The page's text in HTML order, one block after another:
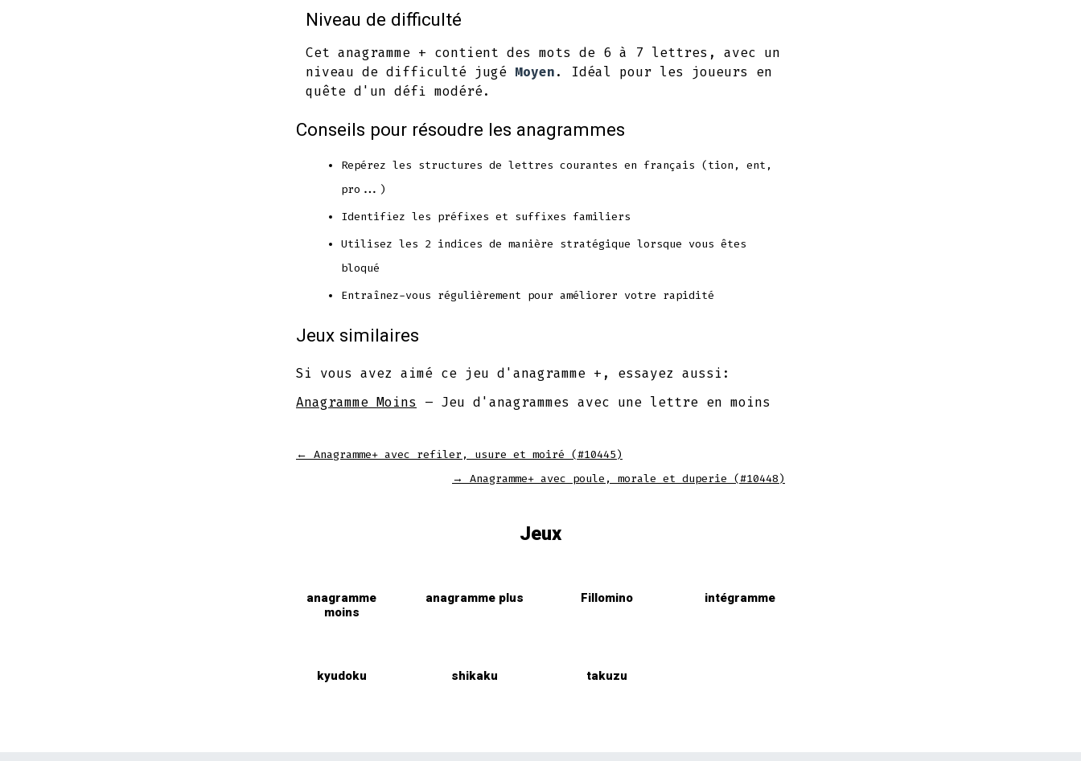
Niveau de difficulté
Cet anagramme + contient des mots de 6 à 7 lettres, avec un
niveau de difficulté jugé Moyen. Idéal pour les joueurs en
quête d'un défi modéré.
Conseils pour résoudre les anagrammes
Repérez les structures de lettres courantes en français (tion, ent,
pro...)
Identifiez les préfixes et suffixes familiers
Utilisez les 2 indices de manière stratégique lorsque vous êtes
bloqué
Entraînez-vous régulièrement pour améliorer votre rapidité
Jeux similaires
Si vous avez aimé ce jeu d'anagramme +, essayez aussi:
Anagramme Moins – Jeu d'anagrammes avec une lettre en moins
← Anagramme+ avec refiler, usure et moiré (#10445)
→
Anagramme+ avec poule, morale et duperie (#10448)
Jeux
anagramme
moins
anagramme plus Fillomino intégramme
kyudoku shikaku takuzu